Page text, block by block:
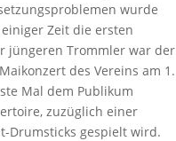
wurde
Zeit die ersten
jüngeren Trommler war der
des Vereins am 1.
Mal dem Publikum
zuzüglich einer
Drumsticks gespielt wird.